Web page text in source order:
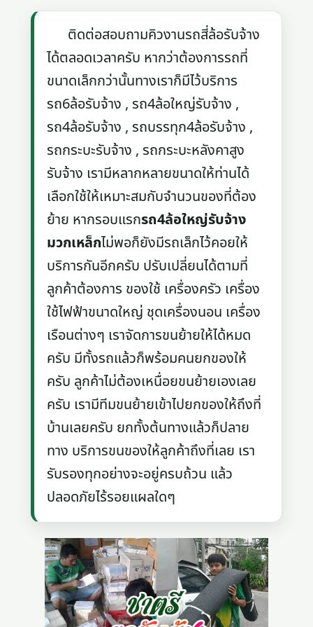
ติดต่อสอบถามคิวงานรถสี่ล้อรับจ้าง
ได้ตลอดเวลาครับ หากว่าต้องการรถที่
ขนาดเล็กกว่านั้นทางเราก็มีไว้บริการ
รถ6ล้อรับจ้าง , รถ4ล้อใหญ่รับจ้าง ,
รถ4ล้อรับจ้าง , รถบรรทุก4ล้อรับจ้าง ,
รถกระบะรับจ้าง , รถกระบะหลังคาสูง
รับจ้าง เรามีหลากหลายขนาดให้ท่านได้
เลือกใช้ให้เหมาะสมกับจำนวนของที่ต้อง
ย้าย หากรอบแรกรถ4ล้อใหญ่รับจ้าง
มวกเหล็กไม่พอก็ยังมีรถเล็กไว้คอยให้
บริการกันอีกครับ ปรับเปลี่ยนได้ตามที่
ลูกค้าต้องการ ของใช้ เครื่องครัว เครื่อง
ใช้ไฟฟ้าขนาดใหญ่ ชุดเครื่องนอน เครื่อง
เรือนต่างๆ เราจัดการขนย้ายให้ได้หมด
ครับ มีทั้งรถแล้วก็พร้อมคนยกของให้
ครับ ลูกค้าไม่ต้องเหนื่อยขนย้ายเองเลย
ครับ เรามีทีมขนย้ายเข้าไปยกของให้ถึงที่
บ้านเลยครับ ยกทั้งต้นทางแล้วก็ปลาย
ทาง บริการขนของให้ลูกค้าถึงที่เลย เรา
รับรองทุกอย่างจะอยู่ครบถ้วน แล้ว
ปลอดภัยไร้รอยแผลใดๆ